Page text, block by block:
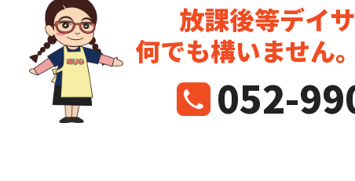
放課後等デイ
何でも構いません
052-